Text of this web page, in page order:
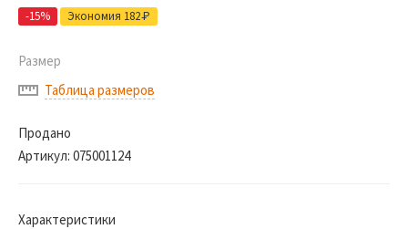
-15% Экономия 182Р
Размер
Таблица размеров
Продано
Артикул: 075001124
Характеристики